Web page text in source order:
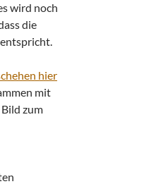
wird noch
die
hier
mit
zum